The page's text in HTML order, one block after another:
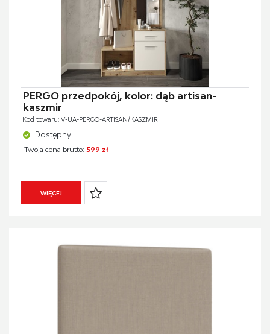
PERGO przedpokój, kolor: dąb artisan-
kaszmir
Kod towaru: V-UA-PERGO-ARTISAN/KASZMIR
Dostępny
Twoja cena brutto: 599 zł
WIĘCEJ